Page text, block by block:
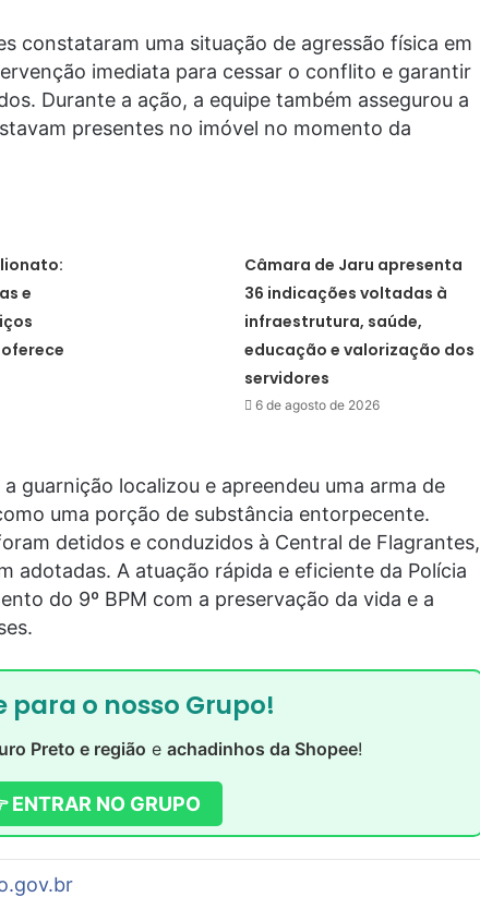
constataram uma situação de agressão física em
imediata para cessar o conflito e garantir
Durante a ação, a equipe também assegurou a
presentes no imóvel no momento da
e
Câmara de Jaru apresenta
36 indicações voltadas à
infraestrutura, saúde,
educação e valorização dos
servidores
6 de agosto de 2026
guarnição localizou e apreendeu uma arma de
uma porção de substância entorpecente.
detidos e conduzidos à Central de Flagrantes,
adotadas. A atuação rápida e eficiente da Polícia
do 9º BPM com a preservação da vida e a
para o nosso Grupo!
Preto e região e achadinhos da Shopee!
ENTRAR NO GRUPO